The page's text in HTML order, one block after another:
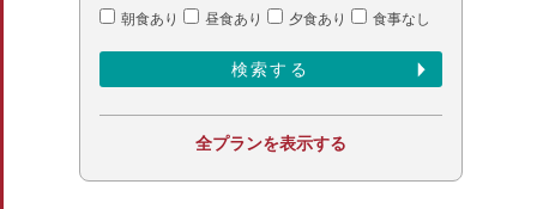
朝食あり
昼食あり 夕食あり 食事なし
全プランを表示する